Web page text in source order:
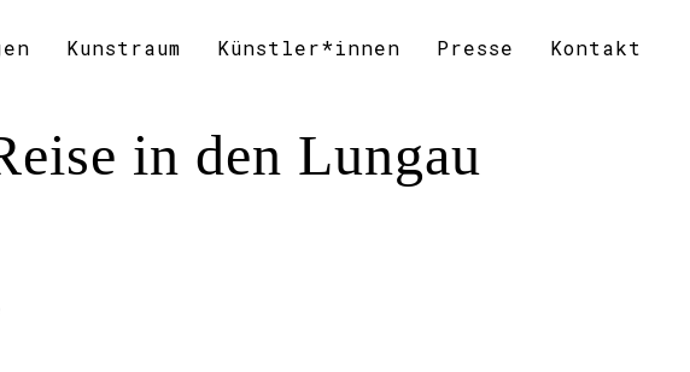
Kunstraum Künstler*innen Presse Kontakt
in den Lungau